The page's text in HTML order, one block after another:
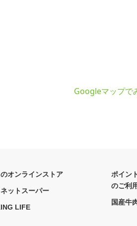
Googleマップで
オンラインストア
ットスーパー
LIFE
ポイン
のご利
国産牛